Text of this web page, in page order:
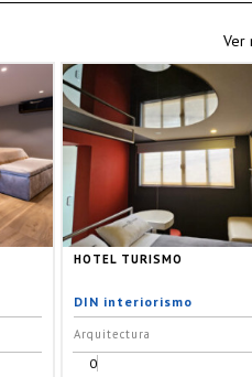
Ver
HOTEL TURISMO
DIN interiorismo
Arquitectura
0